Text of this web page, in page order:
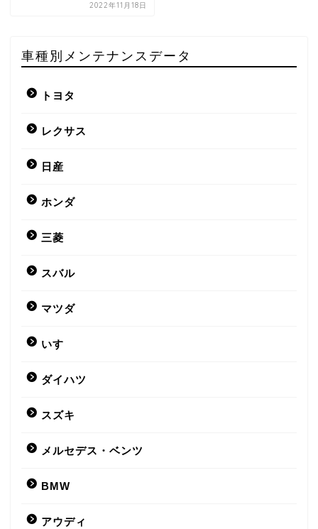
2022年11月18日
車種別メンテナンスデータ
トヨタ
レクサス
日産
ホンダ
三菱
スバル
マツダ
いすゞ
ダイハツ
スズキ
メルセデス・ベンツ
BMW
アウディ